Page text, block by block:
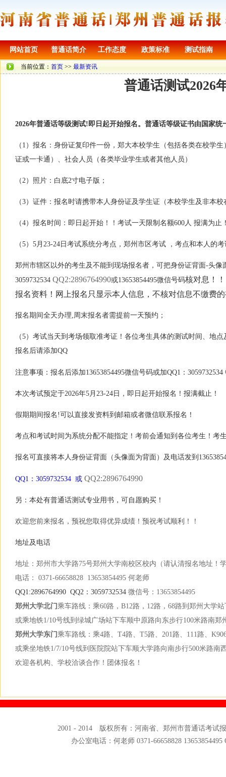
网站首页 普通话简介 工作态度 政策标准 测试指南
当前位置： 首页 >> 最新资讯
普通话测试2026
2026年普通话等级测试!即日起开始报名。普通话等级证书由国家
（1）报名：身份证复印件一份，郑大本校学生（包括各类在校学
证或一卡通）、社会人员（各类毕业学生或者其他人员）
（2）照片：白底2寸电子版；
（3）证件：报名时请携带本人身份证及学生证（本校学生及非本
（4）报名时间：即日起开始！！考试一天限制名额600人 报满为
（5）5月23-24日考试系统分考点，郑州市区考试 ，考点和本人的
郑州市辖区以外的考生及不能到现场报名者，可把身份证背面-头
3059732534 QQ2:2896764990或13653854495微信号码核对息！
报名资料！网上报名只显示本人信息，不核对信息不缴费
报名期间全天办理,周末报名者需提前一天预约；
（5）考试当天到考场领取准考证！各位考生具体的测试时间、地
报名后请添加QQ
注意事项：报名后添加13653854495微信号码或加QQ1：3059732534
本次考试预定于2026年5月23-24日，即日起开始报名！报满截止！
假期期间报名!可以直接发资料到邮箱或者微信联系报名！
考点和考试时间为系统分配不能指定！考前会通知到各位考生！考
报名可直接将本人身份证背面（头像面为背面）及电话发到
QQ1：3059732534 或 QQ2:2896764990
另：本处有普通话测试专业用书，可自愿购买！
欢迎您前来报名，预祝您取得优异成绩！预祝考试顺利！！
地址及电话
地址：郑州市大学路75号郑州大学南校区校内（请认清报名地址！
电话： 0371-66658828 13653854495 何老师
QQ1:2896764990 QQ2：3059732534 微信号：13653854495
郑州大学北门乘车路线：乘60路，B12路，12路，68路到郑州大学
或乘地铁1/10号线到绿城广场站下车顺中原路向东步行100米路南郑
郑州大学东门乘车路线：乘4路、T4路、T5路、201路、111路、
或乘坐地铁1/7/10号线到医院院站下车顺大学路向南步行500米路南
欢迎各机构、学校洽谈合作！团体报名！
2001 - 2014 版权所有：河南省、郑州市普通话考试
办公室电话：何老师 0371-66658828